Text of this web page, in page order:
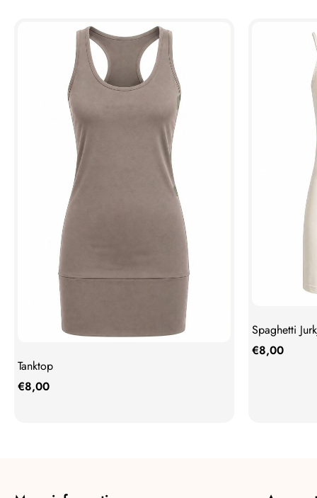
Tanktop
€8,00
Spaghetti
€8,00